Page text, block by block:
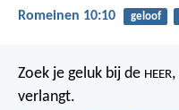
Romeinen 10:10 geloof
Zoek je geluk bij de HEER,
verlangt.